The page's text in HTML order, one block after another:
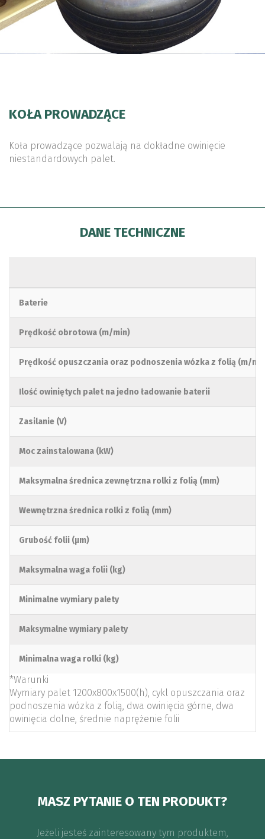
KOŁA PROWADZĄCE
Koła prowadzące pozwalają na dokładne owinięcie
niestandardowych palet.
DANE TECHNICZNE
Baterie
Prędkość obrotowa (m/min)
Prędkość opuszczania oraz podnoszenia wózka z folią (m/
Ilość owiniętych palet na jedno ładowanie baterii
Zasilanie (V)
Moc zainstalowana (kW)
Maksymalna średnica zewnętrzna rolki z folią (mm)
Wewnętrzna średnica rolki z folią (mm)
Grubość folii (μm)
Maksymalna waga folii (kg)
Minimalne wymiary palety
Maksymalne wymiary palety
Minimalna waga rolki (kg)
*Warunki
Wymiary palet 1200x800x1500(h), cykl opuszczania oraz
podnoszenia wózka z folią, dwa owinięcia górne, dwa
owinięcia dolne, średnie naprężenie folii
MASZ PYTANIE O TEN PRODUKT?
Jeżeli jesteś zainteresowany tym produktem,